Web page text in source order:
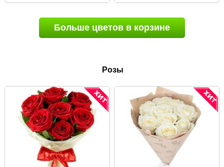
Больше цветов в корзине
Розы